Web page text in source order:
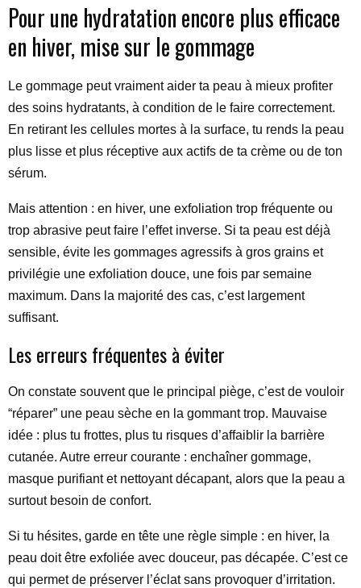
Pour une hydratation encore plus efficace
en hiver, mise sur le gommage
Le gommage peut vraiment aider ta peau à mieux profiter
des soins hydratants, à condition de le faire correctement.
En retirant les cellules mortes à la surface, tu rends la peau
plus lisse et plus réceptive aux actifs de ta crème ou de ton
sérum.
Mais attention : en hiver, une exfoliation trop fréquente ou
trop abrasive peut faire l’effet inverse. Si ta peau est déjà
sensible, évite les gommages agressifs à gros grains et
privilégie une exfoliation douce, une fois par semaine
maximum. Dans la majorité des cas, c’est largement
suffisant.
Les erreurs fréquentes à éviter
On constate souvent que le principal piège, c’est de vouloir
“réparer” une peau sèche en la gommant trop. Mauvaise
idée : plus tu frottes, plus tu risques d’affaiblir la barrière
cutanée. Autre erreur courante : enchaîner gommage,
masque purifiant et nettoyant décapant, alors que la peau a
surtout besoin de confort.
Si tu hésites, garde en tête une règle simple : en hiver, la
peau doit être exfoliée avec douceur, pas décapée. C’est ce
qui permet de préserver l’éclat sans provoquer d’irritation.